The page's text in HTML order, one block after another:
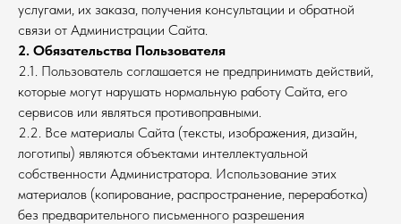
услугами, их заказа, получения консультации и обратной
связи от Администрации Сайта.
2. Обязательства Пользователя
2.1. Пользователь соглашается не предпринимать действий,
которые могут нарушать нормальную работу Сайта, его
сервисов или являться противоправными.
2.2. Все материалы Сайта (тексты, изображения, дизайн,
логотипы) являются объектами интеллектуальной
собственности Администратора. Использование этих
материалов (копирование, распространение, переработка)
без предварительного письменного разрешения